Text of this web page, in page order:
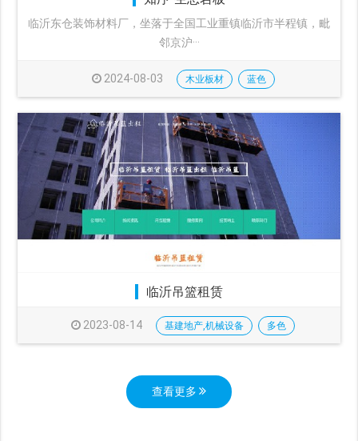
临沂东仓装饰材料厂，坐落于全国工业重镇临沂市半程镇，毗
邻京沪···
2024-08-03 木业板材 蓝色
临沂吊篮租赁
2023-08-14 基建地产,机械设备 多色
查看更多